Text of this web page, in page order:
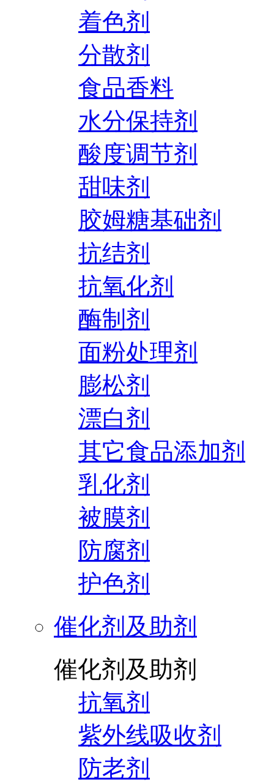
着色剂
分散剂
食品香料
水分保持剂
酸度调节剂
甜味剂
胶姆糖基础剂
抗结剂
抗氧化剂
酶制剂
面粉处理剂
膨松剂
漂白剂
其它食品添加剂
乳化剂
被膜剂
防腐剂
护色剂
催化剂及助剂
催化剂及助剂
抗氧剂
紫外线吸收剂
防老剂